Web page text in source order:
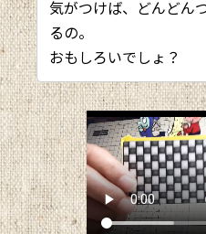
気がつけば、どんどん
るの。
おもしろいでしょ？